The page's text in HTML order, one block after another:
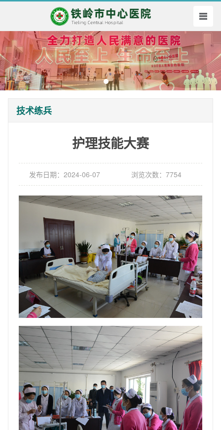
技术练兵
护理技能大赛
发布日期：2024-06-07 浏览次数：7754